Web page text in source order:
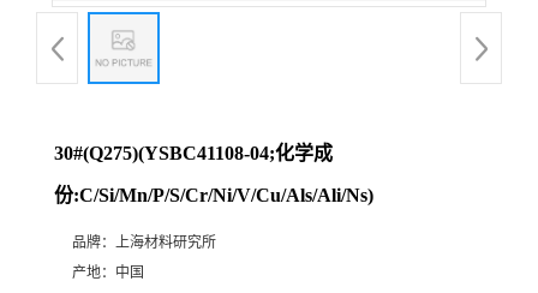
30#(Q275)(YSBC41108-04;化学成
份:C/Si/Mn/P/S/Cr/Ni/V/Cu/Als/Ali/Ns)
品牌： 上海材料研究所
产地： 中国